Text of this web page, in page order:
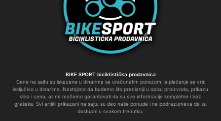
BIKE SPORT biciklistička prodavnica
Cene na sajtu su iskazane u dinarima sa uračunatim porezom, a plaćanje se vrši
isključivo u dinarima. Nastojimo da budemo što precizniji u opisu proizvoda, prikazu
slika i cena, ali ne možemo garantovati da su sve informacije kompletne i bez
grešaka. Svi artikli prikazani na sajtu su deo naše ponude i ne podrazumeva da su
dostupni u svakom trenutku.